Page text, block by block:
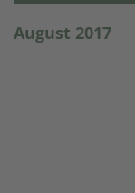
August 2017